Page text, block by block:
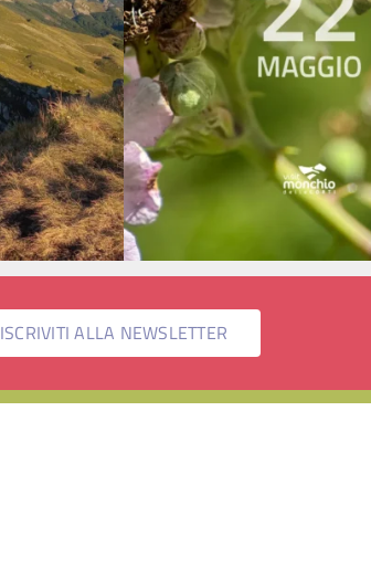
ISCRIVITI ALLA NEWSLETTER